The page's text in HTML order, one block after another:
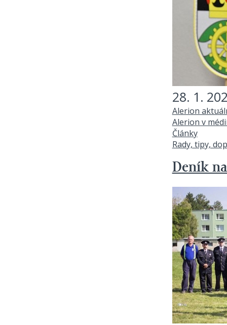
28. 1.
Alerion
Alerion v
Články
Rady, tipy,
Deník